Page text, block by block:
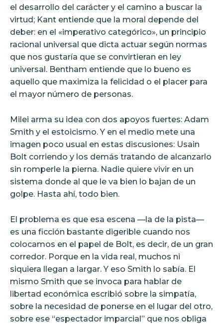
el desarrollo del carácter y el camino a buscar la
virtud; Kant entiende que la moral depende del
deber: en el «imperativo categórico», un principio
racional universal que dicta actuar según normas
que nos gustaría que se convirtieran en ley
universal. Bentham entiende que lo bueno es
aquello que maximiza la felicidad o el placer para
el mayor número de personas.
Milei arma su idea con dos apoyos fuertes: Adam
Smith y el estoicismo. Y en el medio mete una
imagen poco usual en estas discusiones: Usain
Bolt corriendo y los demás tratando de alcanzarlo
sin romperle la pierna. Nadie quiere vivir en un
sistema donde al que le va bien lo bajan de un
golpe. Hasta ahí, todo bien.
El problema es que esa escena —la de la pista—
es una ficción bastante digerible cuando nos
colocamos en el papel de Bolt, es decir, de un gran
corredor. Porque en la vida real, muchos ni
siquiera llegan a largar. Y eso Smith lo sabía. El
mismo Smith que se invoca para hablar de
libertad económica escribió sobre la simpatía,
sobre la necesidad de ponerse en el lugar del otro,
sobre ese “espectador imparcial” que nos obliga